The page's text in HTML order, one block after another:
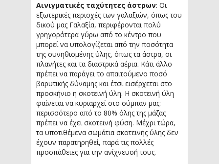
Αινιγματικές ταχύτητες άστρων: Οι
εξωτερικές περιοχές των γαλαξιών, όπως του
δικού μας Γαλαξία, περιφέρονται πολύ
γρηγορότερα γύρω από το κέντρο που
μπορεί να υπολογίζεται από την ποσότητα
της συνηθισμένης ύλης, όπως τα άστρα, οι
πλανήτες και τα διαστρικά αέρια. Κάτι άλλο
πρέπει να παράγει το απαιτούμενο ποσό
βαρυτικής δύναμης και έτσι εισέρχεται στο
προσκήνιο η σκοτεινή ύλη. Η σκοτεινή ύλη
φαίνεται να κυριαρχεί στο σύμπαν μας:
περισσότερο από το 80% όλης της μάζας
πρέπει να έχει σκοτεινή φύση. Μέχρι τώρα,
τα υποτιθέμενα σωμάτια σκοτεινής ύλης δεν
έχουν παρατηρηθεί, παρά τις πολλές
προσπάθειες για την ανίχνευσή τους.